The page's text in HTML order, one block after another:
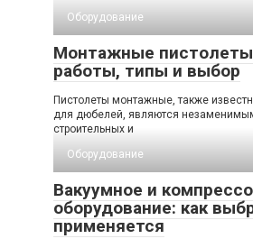
Оборудование
Монтажные
работы, типы и выбор
Пистолеты монтажные, также
для дюбелей, являются
строительных и
Оборудование
Вакуумное и
оборудование: как
применяется